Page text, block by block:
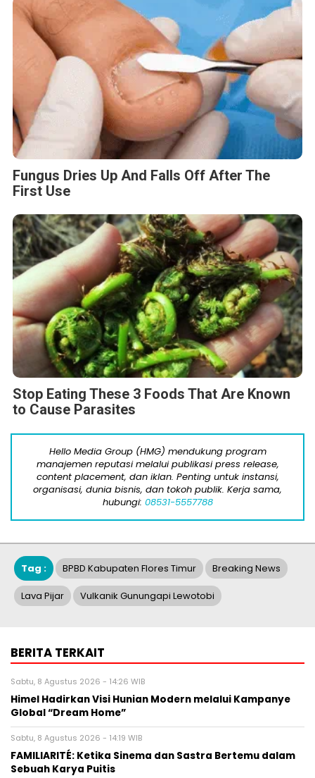
Fungus Dries Up And Falls Off After The
First Use
Stop Eating These 3 Foods That Are Known
to Cause Parasites
Hello Media Group (HMG) mendukung program
manajemen reputasi melalui publikasi press release,
content placement, dan iklan. Penting untuk instansi,
organisasi, dunia bisnis, dan tokoh publik. Kerja sama,
hubungi: 08531-5557788
Tag : BPBD Kabupaten Flores Timur Breaking News
Lava Pijar Vulkanik Gunungapi Lewotobi
BERITA TERKAIT
Sabtu, 8 Agustus 2026 - 14:26 WIB
Himel Hadirkan Visi Hunian Modern melalui Kampanye
Global “Dream Home”
Sabtu, 8 Agustus 2026 - 14:19 WIB
FAMILIARITÉ: Ketika Sinema dan Sastra Bertemu dalam
Sebuah Karya Puitis